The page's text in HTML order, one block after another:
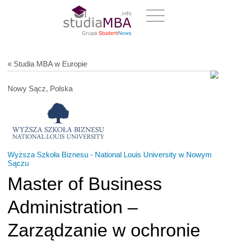
« Studia MBA w Europie
Nowy Sącz, Polska
Wyższa Szkoła Biznesu - National Louis University w Nowym
Sączu
Master of Business
Administration –
Zarządzanie w ochronie